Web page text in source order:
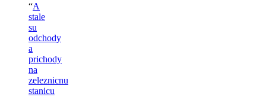
“A
stale
su
odchody
a
prichody
na
zeleznicnu
stanicu